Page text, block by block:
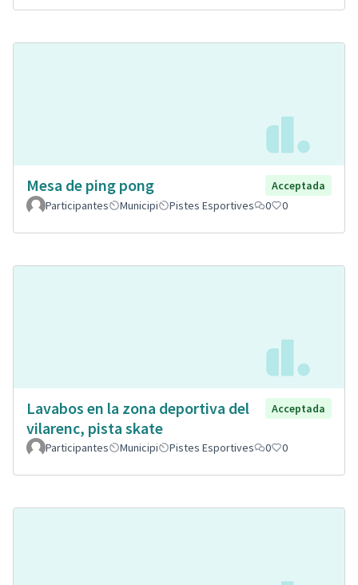
Mesa de ping pong
Acceptada
Participantes
Municipi Pistes Esportives 0 0
Lavabos en la zona deportiva del
vilarenc, pista skate
Acceptada
Participantes Municipi Pistes Esportives 0 0